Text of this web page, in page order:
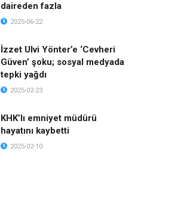
daireden fazla
2025-06-22
İzzet Ulvi Yönter’e ‘Cevheri
Güven’ şoku; sosyal medyada
tepki yağdı
2025-02-23
KHK’lı emniyet müdürü
hayatını kaybetti
2025-02-10